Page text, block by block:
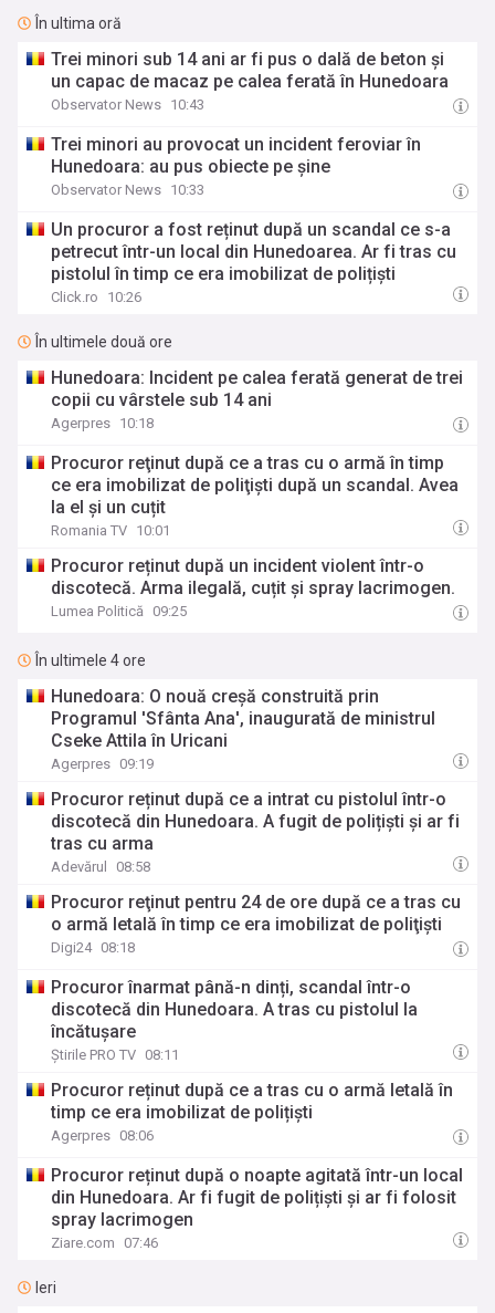
În ultima oră
Trei minori sub 14 ani ar fi pus o dală de beton şi
un capac de macaz pe calea ferată în Hunedoara
Observator News 10:43
Trei minori au provocat un incident feroviar în
Hunedoara: au pus obiecte pe şine
Observator News 10:33
Un procuror a fost reținut după un scandal ce s-a
petrecut într-un local din Hunedoarea. Ar fi tras cu
pistolul în timp ce era imobilizat de polițiști
Click.ro 10:26
În ultimele două ore
Hunedoara: Incident pe calea ferată generat de trei
copii cu vârstele sub 14 ani
Agerpres 10:18
Procuror reţinut după ce a tras cu o armă în timp
ce era imobilizat de poliţişti după un scandal. Avea
la el și un cuțit
Romania TV 10:01
Procuror reținut după un incident violent într-o
discotecă. Arma ilegală, cuțit și spray lacrimogen.
Lumea Politică 09:25
În ultimele 4 ore
Hunedoara: O nouă creșă construită prin
Programul 'Sfânta Ana', inaugurată de ministrul
Cseke Attila în Uricani
Agerpres 09:19
Procuror reținut după ce a intrat cu pistolul într-o
discotecă din Hunedoara. A fugit de polițiști și ar fi
tras cu arma
Adevărul 08:58
Procuror reţinut pentru 24 de ore după ce a tras cu
o armă letală în timp ce era imobilizat de poliţişti
Digi24 08:18
Procuror înarmat până-n dinți, scandal într-o
discotecă din Hunedoara. A tras cu pistolul la
încătușare
Știrile PRO TV 08:11
Procuror reținut după ce a tras cu o armă letală în
timp ce era imobilizat de polițiști
Agerpres 08:06
Procuror reținut după o noapte agitată într-un local
din Hunedoara. Ar fi fugit de polițiști și ar fi folosit
spray lacrimogen
Ziare.com 07:46
Ieri